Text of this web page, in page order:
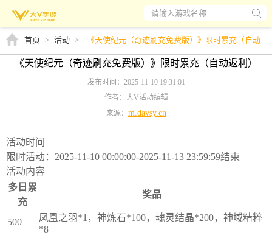
请输入游戏名称
首页 > 活动 >
《天使纪元（奇迹刷充免费版）》限时累充（自动
返利）
《天使纪元（奇迹刷充免费版）》限时累充（自动返利）
发布时间：2025-11-10 19:31:01
作者：大V活动编辑
来源： m.davsy.cn
活动时间
限时活动：2025-11-10 00:00:00-2025-11-13 23:59:59结束
活动内容
多日累
充
奖品
500
凤凰之羽*1，神炼石*100，魂灵结晶*200，神域精粹
*8